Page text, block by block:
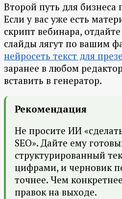
Второй путь для бизнеса
Если у вас уже есть
скрипт вебинара,
слайды лягут по вашим
нейросеть текст для
заранее в любом
вставить в генератор.
Рекомендация
Не просите ИИ
SEO». Дайте ему
структурированный
цифрами, и черновик
точнее. Чем
правок на выходе.